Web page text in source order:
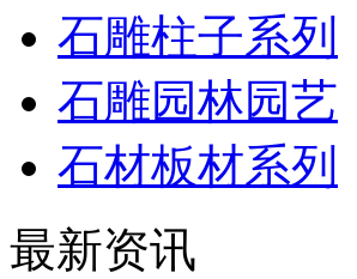
石雕柱子系列
石雕园林园艺
石材板材系列
最新资讯